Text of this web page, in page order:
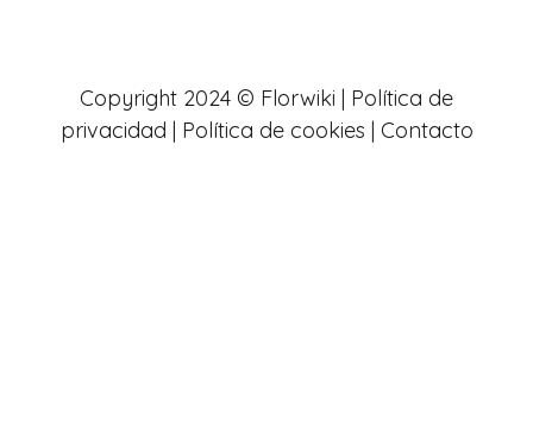
Copyright 2024 © Florwiki | Política de
privacidad | Política de cookies | Contacto